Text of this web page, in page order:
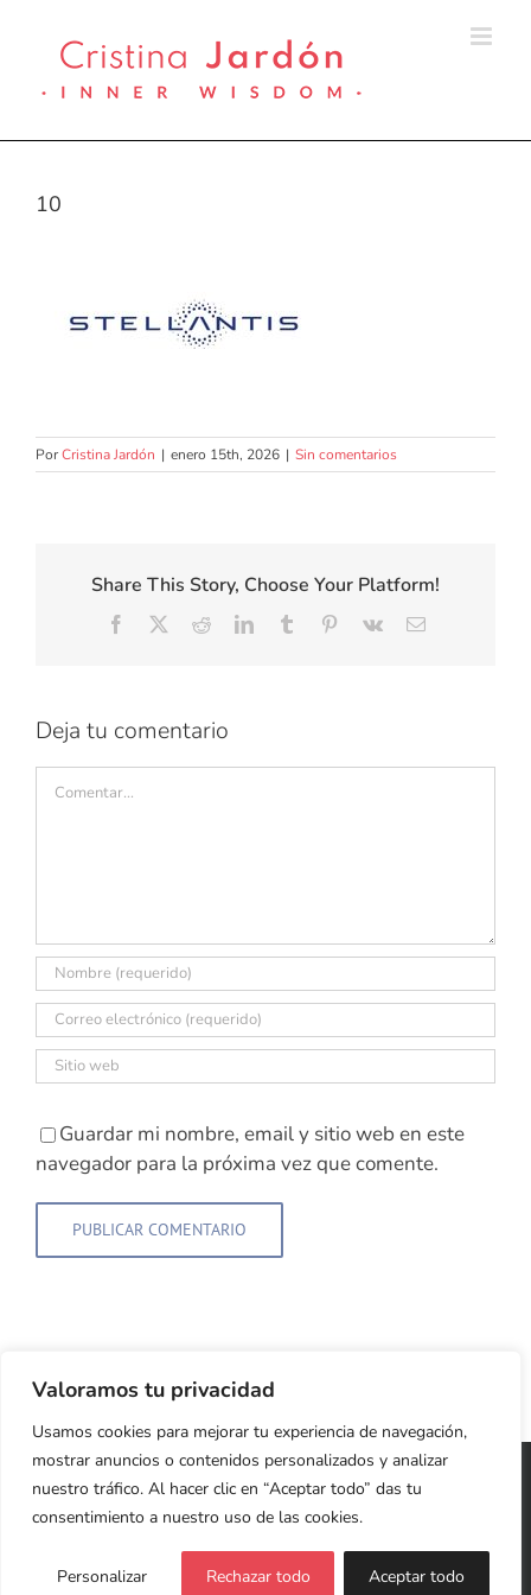
Valoramos tu privacidad
Usamos cookies para mejorar tu experiencia de navegación,
mostrar anuncios o contenidos personalizados y analizar
nuestro tráfico. Al hacer clic en “Aceptar todo” das tu
consentimiento a nuestro uso de las cookies.
Personalizar Rechazar todo Aceptar todo
contenido
10
PorCristina Jardón | enero 15th, 2026 | Sin comentarios
Share This Story, Choose Your Platform!
Facebook RedditLinkedInTumblr Pinterest
Vk
Correo
Deja tu comentario
Comentar
Guardar mi nombre, email y sitio web en este
navegador para la próxima vez que comente.
Copyright 2026 Cristina Jardón | Web Diseñada y
Desarrollada con ♥LIVING ROOM
Política de Privacidad y Cookies
Facebook
X LinkedInInstagram
YouTube